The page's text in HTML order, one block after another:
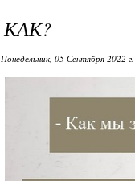
КАК?
Понедельник, 05 Сентября 2022